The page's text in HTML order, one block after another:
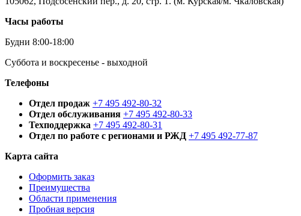
Часы работы
Будни 8:00-18:00
Суббота и воскресенье - выходной
Телефоны
Отдел продаж +7 495 492-80-32
Отдел обслуживания +7 495 492-80-33
Техподдержка +7 495 492-80-31
Отдел по работе с регионами и РЖД +7 495 492-77-87
Карта сайта
Оформить заказ
Преимущества
Области применения
Пробная версия